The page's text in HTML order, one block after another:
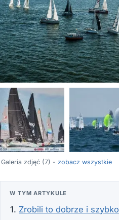
Galeria zdjęć (7) - zobacz wszystkie
W TYM ARTYKULE
Zrobili to dobrze i szybko